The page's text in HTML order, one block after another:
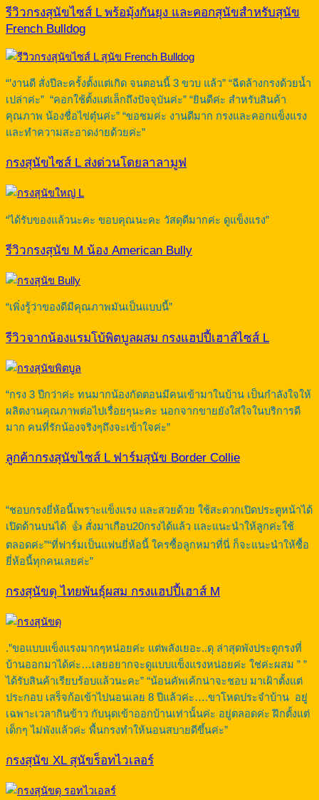
รีวิวกรงสุนัขไซส์ L พร้อมุ้งกันยุง และคอกสุนัขสำหรับสุนัข
French Bulldog
“’งานดี สั่งปีละครั้งตั้งแต่เกิด จนตอนนี้ 3 ขวบ แล้ว” “ฉีดล้างกรงด้วยน้ำ
เปล่าค่ะ” “คอกใช้ตั้งแต่เล็กถึงปัจจุบันค่ะ” “ยินดีค่ะ สำหรับสินค้า
คุณภาพ น้องชื่อไข่ตุ๋นค่ะ” “ขอชมค่ะ งานดีมาก กรงและคอกแข็งแรง
และทำความสะอาดง่ายด้วยค่ะ”
กรงสุนัขไซส์ L ส่งด่วนโดยลาลามูฟ
“ได้รับของแล้วนะคะ ขอบคุณนะคะ วัสดุดีมากค่ะ ดูแข็งแรง”
รีวิวกรงสุนัข M น้อง American Bully
“เพิ่งรู้ว่าของดีมีคุณภาพมันเป็นแบบนี้”
รีวิวจากน้องแรมโบ้พิตบูลผสม กรงแฮปปี้เฮาส์ไซส์ L
“กรง 3 ปีกว่าค่ะ ทนมากน้องกัดตอนมีคนเข้ามาในบ้าน เป็นกำลังใจให้
ผลิตงานคุณภาพต่อไปเรื่อยๆนะคะ นอกจากขายยังใส่ใจในบริการดี
มาก คนที่รักน้องจริงๆถึงจะเข้าใจค่ะ”
ลูกค้ากรงสุนัขไซส์ L ฟาร์มสุนัข Border Collie
“ชอบกรงยี่ห้อนี้เพราะแข็งแรง และสวยด้วย ใช้สะดวกเปิดประตูหน้าได้
เปิดด้านบนได้ 👍 สั่งมาเกือบ20กรงได้แล้ว และแนะนำให้ลูกค่ะใช้
ตลอดค่ะ”“ที่ฟาร์มเป็นแฟนยี่ห้อนี้ ใครซื้อลูกหมาที่นี่ ก็จะแนะนำให้ซื้อ
ยี่ห้อนี้ทุกคนเลยค่ะ”
กรงสุนัขดุ ไทยพันธุ์ผสม กรงแฮปปี้เฮาส์ M
.”ขอแบบแข็งแรงมากๆหน่อยค่ะ แต่พลังเยอะ..ดุ ล่าสุดพังประตูกรงที่
บ้านออกมาได้ค่ะ…เลยอยากจะดูแบบแข็งแรงหน่อยค่ะ ใช่ค่ะผสม ” ”
ได้รับสินค้าเรียบร้อบแล้วนะคะ” “น้อนคัพเค้กน่าจะชอบ มาเฝ้าตั้งแต่
ประกอบ เสร็จก้อเข้าไปนอนเลย 8 ปีแล้วค่ะ….ขาโหดประจำบ้าน อยู่
เฉพาะเวลากินข้าว กับนุดเข้าออกบ้านเท่านั้นค่ะ อยู่ตลอดค่ะ ฝึกตั้งแต่
เด็กๆ ไม่พังแล้วค่ะ พื้นกรงทำให้นอนสบายดีขึ้นค่ะ”
กรงสุนัข XL สุนัขร็อทไวเลอร์